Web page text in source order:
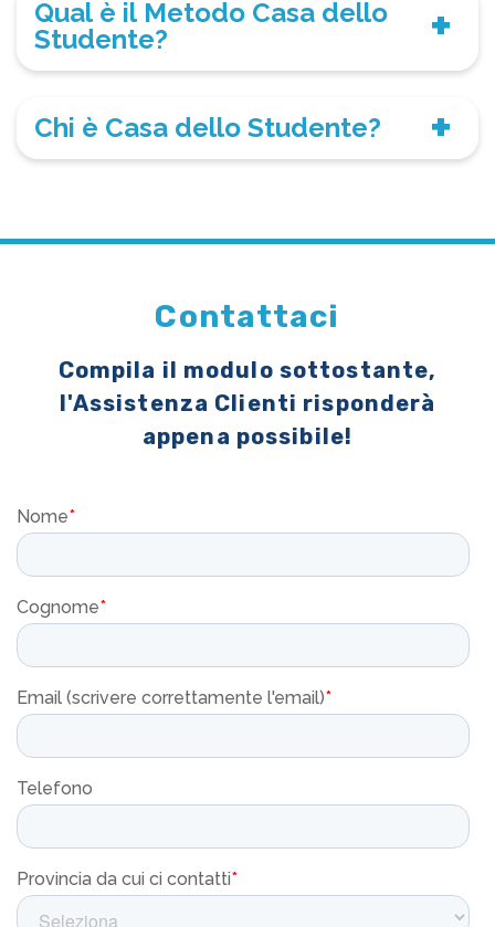
Qual è il Metodo Casa dello
Studente?
Chi è Casa dello Studente?
Contattaci
Compila il modulo sottostante,
l'Assistenza Clienti risponderà
appena possibile!